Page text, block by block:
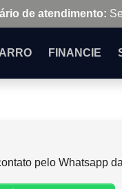
de atendimento:
FINANCIE
pelo Whatsapp